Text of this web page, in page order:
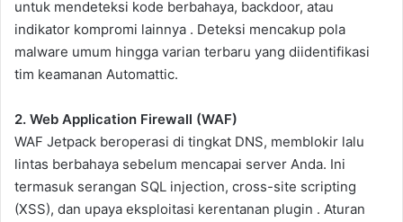
untuk mendeteksi kode berbahaya, backdoor, atau
indikator kompromi lainnya . Deteksi mencakup pola
malware umum hingga varian terbaru yang diidentifikasi
tim keamanan Automattic.
2. Web Application Firewall (WAF)
WAF Jetpack beroperasi di tingkat DNS, memblokir lalu
lintas berbahaya sebelum mencapai server Anda. Ini
termasuk serangan SQL injection, cross-site scripting
(XSS), dan upaya eksploitasi kerentanan plugin . Aturan